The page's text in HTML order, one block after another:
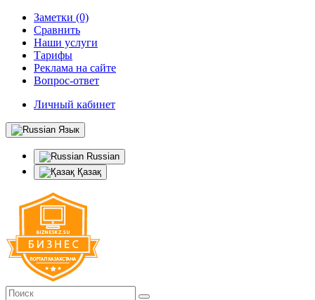
Заметки (0)
Сравнить
Наши услуги
Тарифы
Реклама на сайте
Вопрос-ответ
Личный кабинет
Язык
Russian
Қазақ